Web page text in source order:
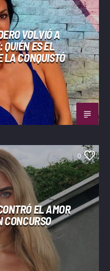
VOLVIÓ A
ES EL
LA CONQUISTÓ
0
EL AMOR
CONCURSO